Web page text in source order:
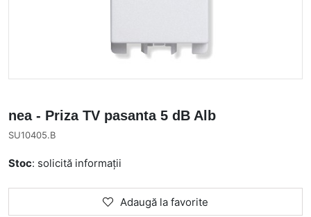
nea - Priza TV pasanta 5 dB Alb
SU10405.B
Stoc: solicită informații
Adaugă la favorite